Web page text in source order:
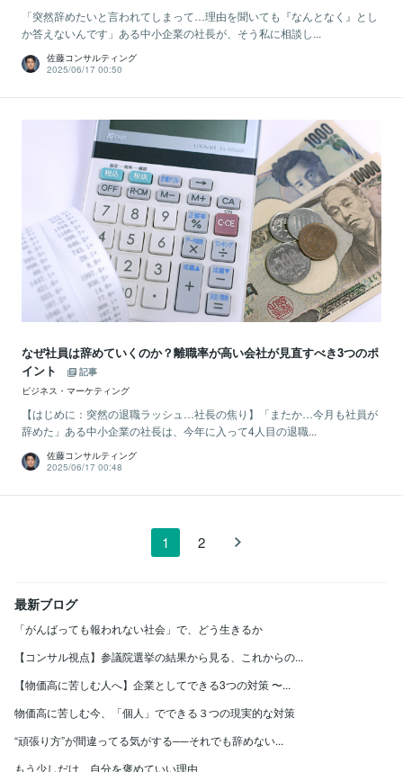
「突然辞めたいと言われてしまって…理由を聞いても『なんとなく』とし
か答えないんです」ある中小企業の社長が、そう私に相談し...
佐藤コンサルティング
2025/06/17 00:50
なぜ社員は辞めていくのか？離職率が高い会社が見直すべき3つのポ
イント
記事
ビジネス・マーケティング
【はじめに：突然の退職ラッシュ…社長の焦り】「またか…今月も社員が
辞めた」ある中小企業の社長は、今年に入って4人目の退職...
佐藤コンサルティング
2025/06/17 00:48
1 2
最新ブログ
「がんばっても報われない社会」で、どう生きるか
【コンサル視点】参議院選挙の結果から見る、これからの...
【物価高に苦しむ人へ】企業としてできる3つの対策 〜...
物価高に苦しむ今、「個人」でできる３つの現実的な対策
“頑張り方”が間違ってる気がする──それでも辞めない...
もう少しだけ、自分を褒めていい理由